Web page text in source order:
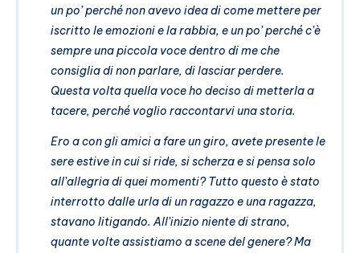
un po’ perché non avevo idea di come mettere per
iscritto le emozioni e la rabbia, e un po’ perché c’è
sempre una piccola voce dentro di me che
consiglia di non parlare, di lasciar perdere.
Questa volta quella voce ho deciso di metterla a
tacere, perché voglio raccontarvi una storia.
Ero a con gli amici a fare un giro, avete presente le
sere estive in cui si ride, si scherza e si pensa solo
all’allegria di quei momenti? Tutto questo è stato
interrotto dalle urla di un ragazzo e una ragazza,
stavano litigando. All’inizio niente di strano,
quante volte assistiamo a scene del genere? Ma